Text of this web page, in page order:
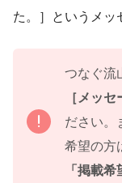
た。］というメッ
つなぐ流
［メッ
ださい。
希望の方
「掲載希